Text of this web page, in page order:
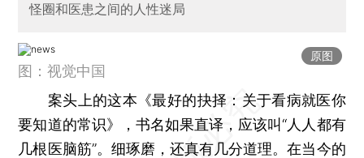
怪圈和医患之间的人性迷局
原图
图：视觉中国
案头上的这本《最好的抉择：关于看病就医你
要知道的常识》，书名如果直译，应该叫“人人都有
几根医脑筋”。细琢磨，还真有几分道理。在当今的